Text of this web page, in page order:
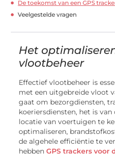
De toekomst van een GPS
Veelgestelde vragen
Het
vlootbeheer
Effectief vlootbeheer is
met een uitgebreide vloot
gaat om bezorgdiensten,
koeriersdiensten, het is
locatie van voertuigen te
optimaliseren,
de algehele efficiëntie te
hebbenGPS trackers voor